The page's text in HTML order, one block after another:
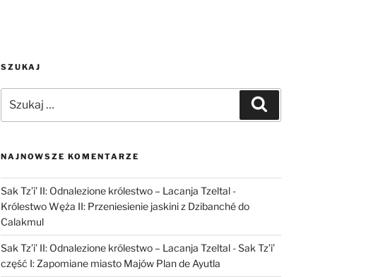
SZUKAJ
NAJNOWSZE KOMENTARZE
Sak Tz’i’ II: Odnalezione królestwo – Lacanja Tzeltal-
Królestwo Węża II: Przeniesienie jaskini z Dzibanché do
Calakmul
Sak Tz’i’ II: Odnalezione królestwo – Lacanja Tzeltal-Sak Tz’i’
część I: Zapomiane miasto Majów Plan de Ayutla